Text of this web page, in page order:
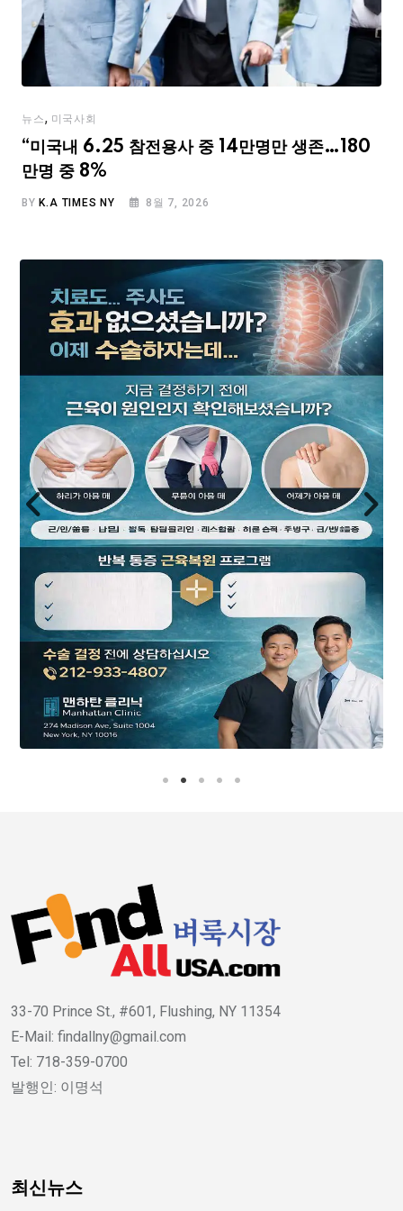
뉴스, 미국사회
“미국내 6.25 참전용사 중 14만명만 생존…180
만명 중 8%
BY K.A TIMES NY 8월 7, 2026
33-70 Prince St., #601, Flushing, NY 11354
E-Mail: findallny@gmail.com
Tel: 718-359-0700
발행인: 이명석
최신뉴스